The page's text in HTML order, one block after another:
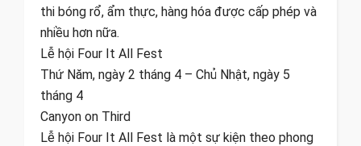
thi bóng rổ, ẩm thực, hàng hóa được cấp phép và
nhiều hơn nữa.
Lễ hội Four It All Fest
Thứ Năm, ngày 2 tháng 4 – Chủ Nhật, ngày 5
tháng 4
Canyon on Third
Lễ hội Four It All Fest là một sự kiện theo phong